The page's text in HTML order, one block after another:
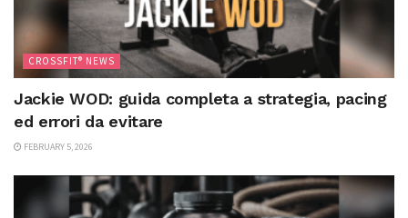
CROSSFIT® NEWS
Jackie WOD: guida completa a strategia, pacing
ed errori da evitare
FEBRUARY 5, 2026